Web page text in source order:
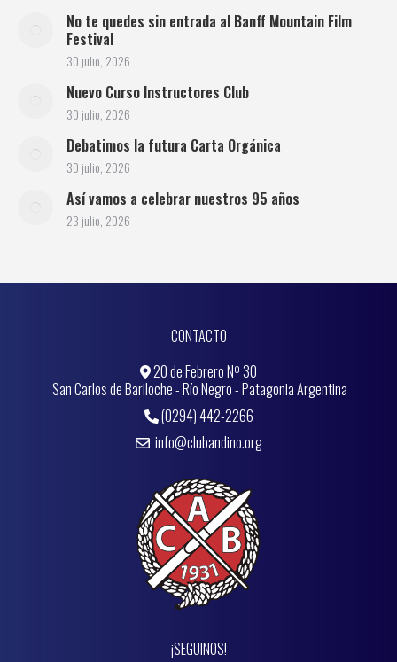
No te quedes sin entrada al Banff Mountain Film
Festival
30 julio, 2026
Nuevo Curso Instructores Club
30 julio, 2026
Debatimos la futura Carta Orgánica
30 julio, 2026
Así vamos a celebrar nuestros 95 años
23 julio, 2026
CONTACTO
20 de Febrero Nº 30
San Carlos de Bariloche - Río Negro - Patagonia Argentina
(0294) 442-2266
info@clubandino.org
¡SEGUINOS!